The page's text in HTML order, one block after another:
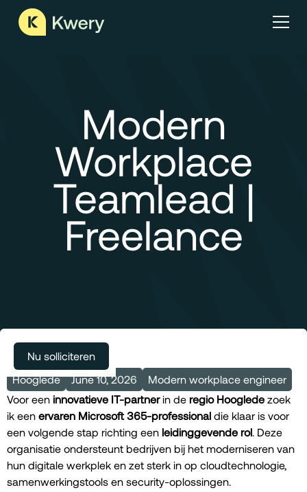
Modern
Workplace
Teamlead |
Freelance
Meer vacatures
Hooglede June 10, 2026
Modern workplace engineer
Voor een innovatieve IT-partnerin de regio Hooglede zoek
ik een ervaren Microsoft 365-professional die klaar is voor
een volgende stap richting een leidinggevende rol. Deze
organisatie ondersteunt bedrijven bij het moderniseren van
hun digitale werkplek en zet sterk in op cloudtechnologie,
samenwerkingstools en security-oplossingen.
Nu solliciteren